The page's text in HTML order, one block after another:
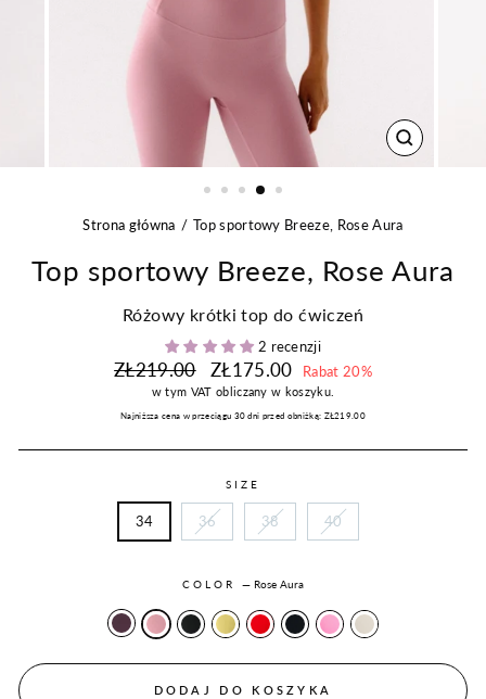
ZAMKNIJ
Strona główna Top sportowy Breeze, Rose Aura
Top sportowy Breeze, Rose Aura
Różowy krótki top do ćwiczeń
2 recenzji
Regularna
ZŁ219.00
Cena
promocyjna
ZŁ175.00 Rabat 20%
w tym VAT obliczany w koszyku.
Najniższa cena w przeciągu 30 dni przed obniżką: ZŁ219.00
SIZE
34 36 38 40
COLOR — Rose Aura
DODAJ DO KOSZYKA